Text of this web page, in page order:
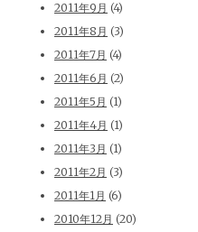
2011年9月 (4)
2011年8月 (3)
2011年7月 (4)
2011年6月 (2)
2011年5月 (1)
2011年4月 (1)
2011年3月 (1)
2011年2月 (3)
2011年1月 (6)
2010年12月 (20)